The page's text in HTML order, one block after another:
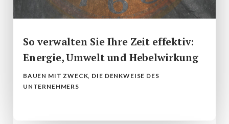
So verwalten Sie Ihre Zeit effektiv:
Energie, Umwelt und Hebelwirkung
BAUEN MIT ZWECK, DIE DENKWEISE DES
UNTERNEHMERS